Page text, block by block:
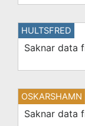
HULTSFRED
Saknar data
OSKARSHAMN
Saknar data